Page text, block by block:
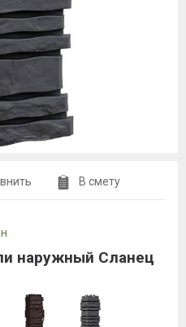
В смету
наружный Сланец